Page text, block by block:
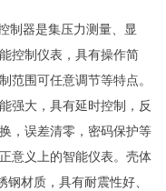
制器是集压力测量、显
控制仪表，具有操作简
范围可任意调节等特点。
强大，具有延时控制，反
，误差清零，密码保护等
意义上的智能仪表。壳体
材质，具有耐震性好、